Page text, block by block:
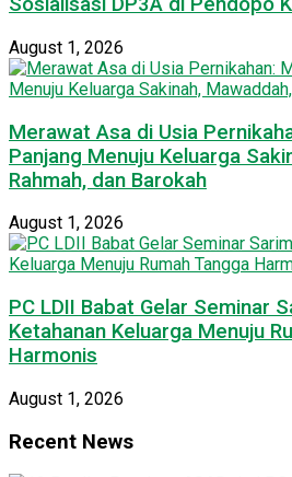
August 1, 2026
Merawat Asa di Usia
Panjang Menuju Keluarga
Rahmah, dan Barokah
August 1, 2026
PC LDII Babat Gelar Seminar
Ketahanan Keluarga Menuju
Harmonis
August 1, 2026
Recent News